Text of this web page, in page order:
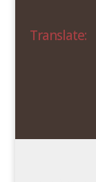
Translate: